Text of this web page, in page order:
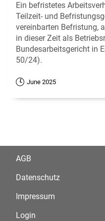
Ein befristetes
Teilzeit- und
vereinbarten Befristung,
in dieser Zeit als
Bundesarbeitsgericht in
50/24).
June 2025
AGB
Datenschutz
Impressum
Login